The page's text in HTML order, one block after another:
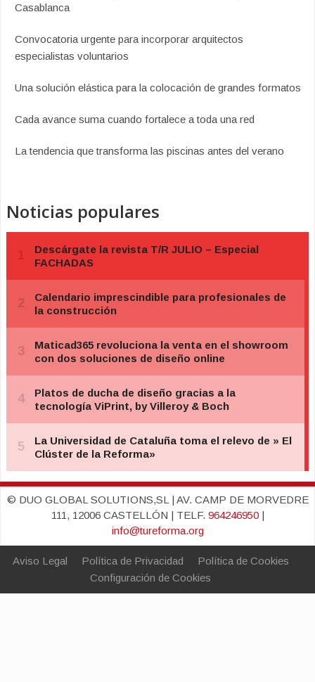
Casablanca
Convocatoria urgente para incorporar arquitectos
especialistas voluntarios
Una solución elástica para la colocación de grandes formatos
Cada avance suma cuando fortalece a toda una red
La tendencia que transforma las piscinas antes del verano
Noticias populares
© DUO GLOBAL SOLUTIONS,SL | AV. CAMP DE MORVEDRE
111, 12006 CASTELLÓN | TELF. 964246950|
info@tureforma.org
Aviso Legal Política de Privacidad
Política de Cookies
Configuración de Cookies